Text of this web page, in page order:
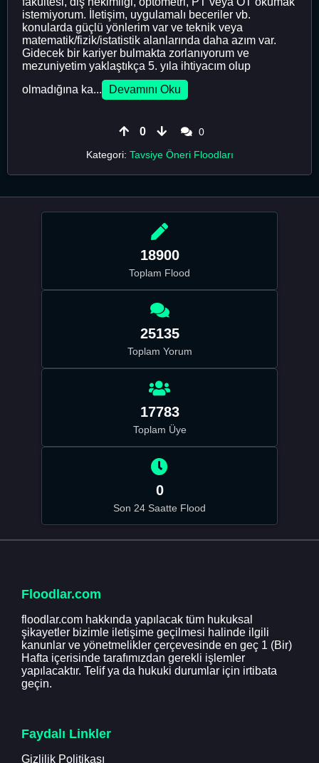
istemiyorum. İletişim, uygulamalı beceriler vb.
konularda güçlü yönlerim var ve teknik veya
matematik/fizik/istatistik alanlarında daha azım var.
Gidecek bir kariyer bulmakta zorlanıyorum ve
mezuniyetim yaklaştıkça 5. yıla ihtiyacım olup
olmadığına ka...
Devamını Oku
0
0
Kategori: Tavsiye Öneri Floodları
18900
Toplam Flood
25135
Toplam Yorum
17783
Toplam Üye
0
Son 24 Saatte Flood
Floodlar.com
floodlar.com hakkında yapılacak tüm hukuksal
şikayetler bizimle iletişime geçilmesi halinde ilgili
kanunlar ve yönetmelikler çerçevesinde en geç 1 (Bir)
Hafta içerisinde tarafımızdan gerekli işlemler
yapılacaktır. Telif ya da hukuki durumlar için irtibata
geçin.
Faydalı Linkler
Gizlilik Politikası